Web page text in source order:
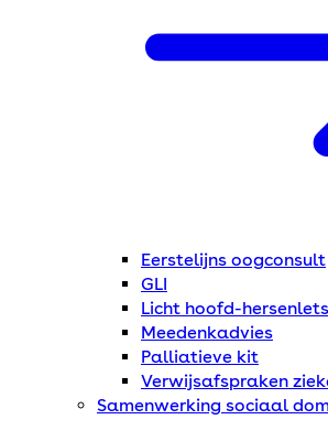
Eerstelijns oogconsult
GLI
Licht hoofd-
Meedenkadvies
Palliatieve kit
Verwijsafspraken
Samenwerking sociaal